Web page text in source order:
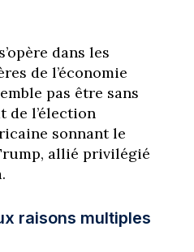
dans les
de l’économie
pas être sans
de l’élection
sonnant le
allié privilégié
raisons multiples